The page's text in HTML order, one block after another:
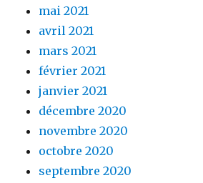
mai 2021
avril 2021
mars 2021
février 2021
janvier 2021
décembre 2020
novembre 2020
octobre 2020
septembre 2020